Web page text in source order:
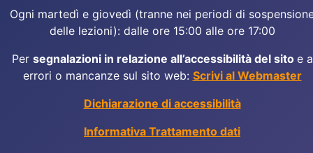
Ogni martedì e giovedì (tranne nei periodi di
delle lezioni): dalle ore 15:00 alle ore 17:00
Per segnalazioni in relazione all’accessibilità del sito e a
errori o mancanze sul sito web: Scrivi al Webmaster
Dichiarazione di accessibilità
Informativa Trattamento dati